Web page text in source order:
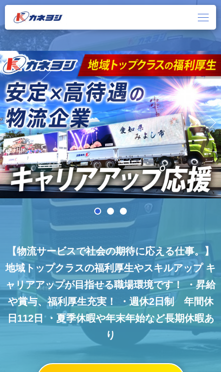
【物流サービスで社会の期待に応える仕事。】
地域トップクラスの福利厚生やスキルアップキ
ャリアアップが目指せる職場環境です！
・昇給
や賞与、福利厚生充実！
・週休2日制 年間休
日112日 ・夏季休暇や年末年始など長期休暇あ
り